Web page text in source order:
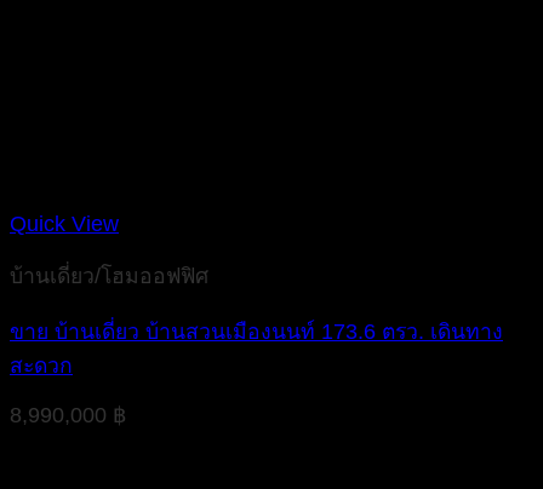
Quick View
บ้านเดี่ยว/โฮมออฟฟิศ
ขาย บ้านเดี่ยว บ้านสวนเมืองนนท์ 173.6 ตรว. เดินทาง
สะดวก
8,990,000 ฿